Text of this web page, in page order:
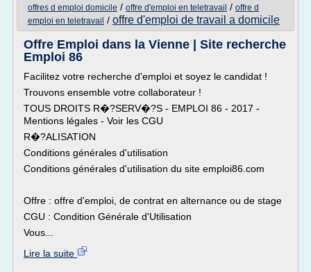
offres d emploi domicile / offre d'emploi en teletravail / offre d
emploi en teletravail / offre d'emploi de travail a domicile
Offre Emploi dans la Vienne | Site recherche
Emploi 86
Facilitez votre recherche d'emploi et soyez le candidat !
Trouvons ensemble votre collaborateur !
TOUS DROITS R�?SERV�?S - EMPLOI 86 - 2017 -
Mentions légales - Voir les CGU
R�?ALISATION
Conditions générales d'utilisation
Conditions générales d'utilisation du site emploi86.com
Offre : offre d'emploi, de contrat en alternance ou de stage
CGU : Condition Générale d'Utilisation
Vous...
Lire la suite